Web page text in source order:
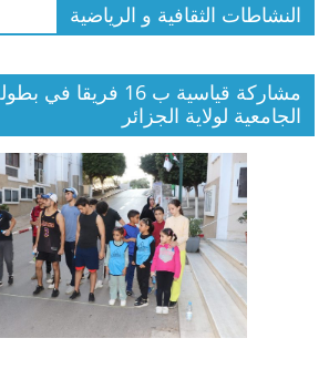
النشاطات الثقافية و الرياضية
مشاركة قياسية ب 16
الجامعية لولاية الجزائر